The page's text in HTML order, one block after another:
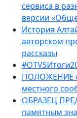
сервиса в
версии
История
авторском
рассказы
ПОЛОЖЕНИЕ
местного
ОБРАЗЕЦ
памятным